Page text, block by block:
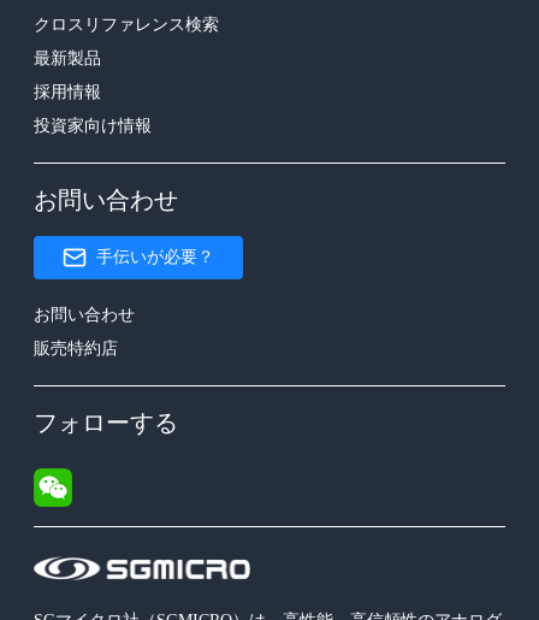
クロスリファレンス検索
最新製品
採用情報
投資家向け情報
お問い合わせ
手伝いが必要？
お問い合わせ
販売特約店
フォローする